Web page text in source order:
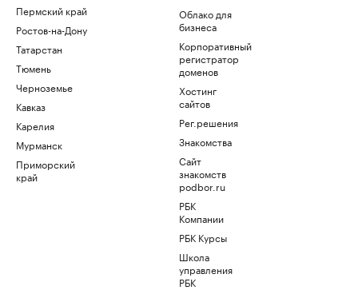
Пермский край
Ростов-на-Дону
Татарстан
Тюмень
Черноземье
Кавказ
Карелия
Мурманск
Приморский
край
Облако для
бизнеса
Корпоративный
регистратор
доменов
Хостинг
сайтов
Рег.решения
Знакомства
Сайт
знакомств
podbor.ru
РБК
Компании
РБК Курсы
Школа
управления
РБК